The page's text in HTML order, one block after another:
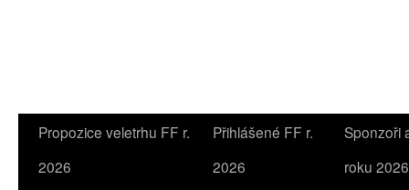
Propozice veletrhu FF r.
2026
Přihlášené FF r.
2026
Sponzoři
roku 2026